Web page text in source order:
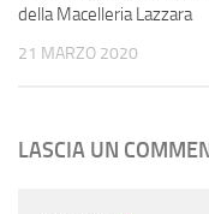
della Macelleria Lazzara
21 MARZO 2020
LASCIA UN